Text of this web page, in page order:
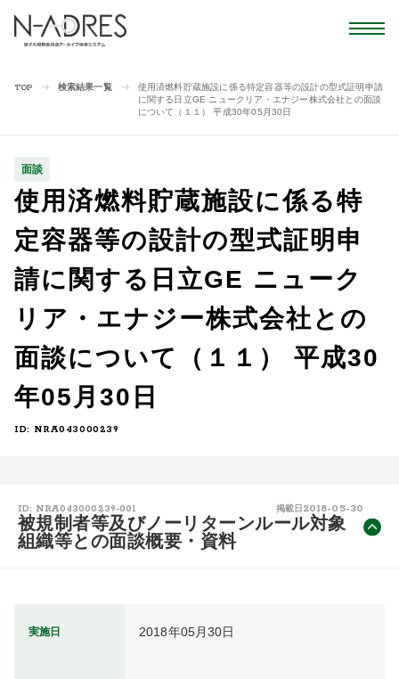
TOP 検索結果一覧
使用済燃料貯蔵施設に係る特定容器等の設計の型式証明申請
に関する日立GE ニュークリア・エナジー株式会社との面談
について（１１） 平成30年05月30日
面談
使用済燃料貯蔵施設に係る特
定容器等の設計の型式証明申
請に関する日立GE ニューク
リア・エナジー株式会社との
面談について（１１） 平成30
年05月30日
ID: NRA043000239
ID: NRA043000239-001 掲載日 2018-05-30
被規制者等及びノーリターンルール対象
組織等との面談概要・資料
実施日 2018年05月30日